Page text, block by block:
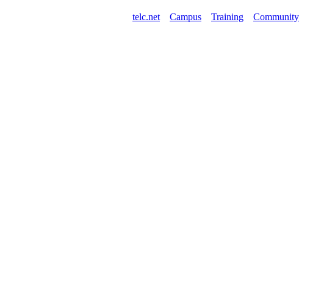
telc.net Campus Training Community